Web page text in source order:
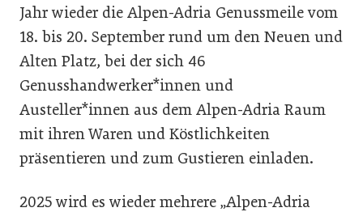
Jahr wieder die Alpen-Adria Genussmeile vom
18. bis 20. September rund um den Neuen und
Alten Platz, bei der sich 46
Genusshandwerker*innen und
Austeller*innen aus dem Alpen-Adria Raum
mit ihren Waren und Köstlichkeiten
präsentieren und zum Gustieren einladen.
2025 wird es wieder mehrere „Alpen-Adria